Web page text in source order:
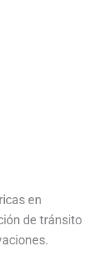
en
de tránsito